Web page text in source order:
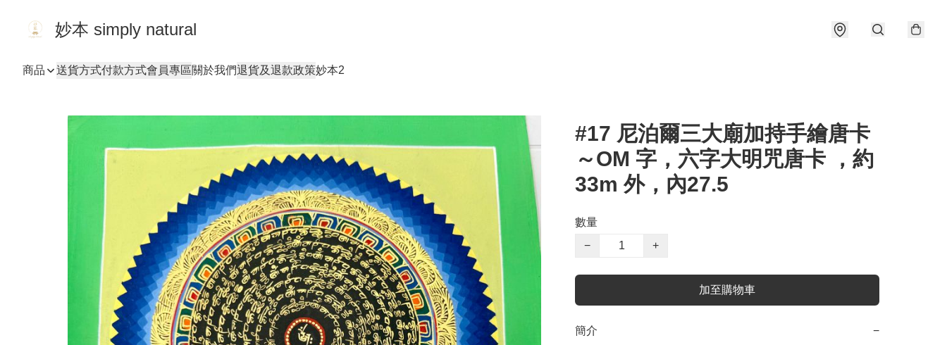
妙本 simply natural
商品 送貨方式付款方式會員專區關於我們退貨及退款政策妙本2
#17 尼泊爾三大廟加持手繪唐卡
～OM 字，六字大明咒唐卡 ，約
33m 外，內27.5
數量
−
+
加至購物車
簡介 −